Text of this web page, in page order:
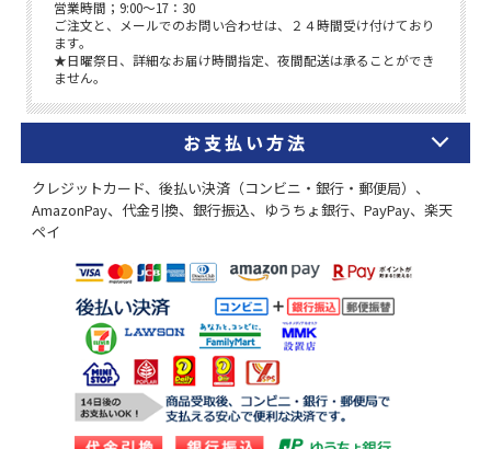
お支払い方法
クレジットカード、後払い決済（コンビニ・銀行・郵便局）、
AmazonPay、代金引換、銀行振込、ゆうちょ銀行、PayPay、楽天
ペイ